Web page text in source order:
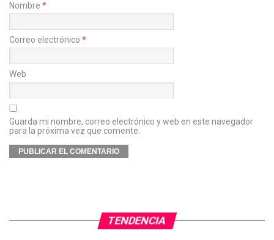
Nombre *
Correo electrónico *
Web
Guarda mi nombre, correo electrónico y web en este navegador
para la próxima vez que comente.
TENDENCIA